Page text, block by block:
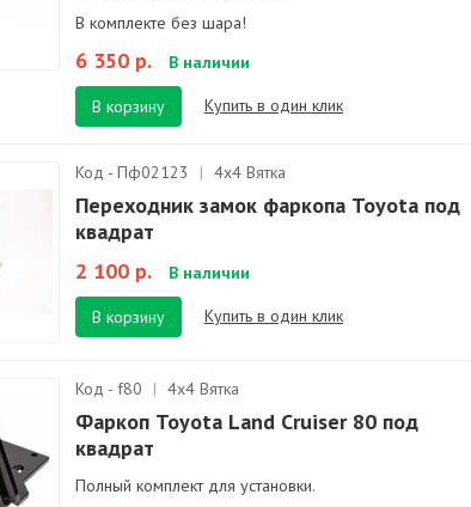
В комплекте без шара!
6 350 р. В наличии
В корзину Купить в один клик
Код - Пф02123 | 4х4 Вятка
Переходник замок фаркопа Toyota под
квадрат
2 100 р.
В наличии
В корзину Купить в один клик
Код - f80 | 4х4 Вятка
Фаркоп Toyota Land Cruiser 80 под
квадрат
Полный комплект для установки.